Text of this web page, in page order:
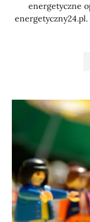
energetyczne